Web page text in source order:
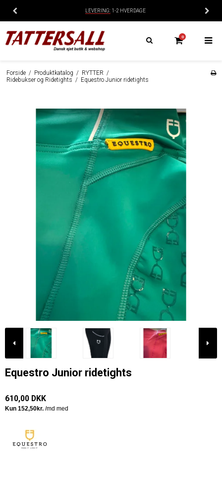
LEVERING: 1-2 HVERDAGE
0
Forside / Produktkatalog / RYTTER /
Ridebukser og Ridetights / Equestro Junior ridetights
Equestro Junior ridetights
610,00 DKK